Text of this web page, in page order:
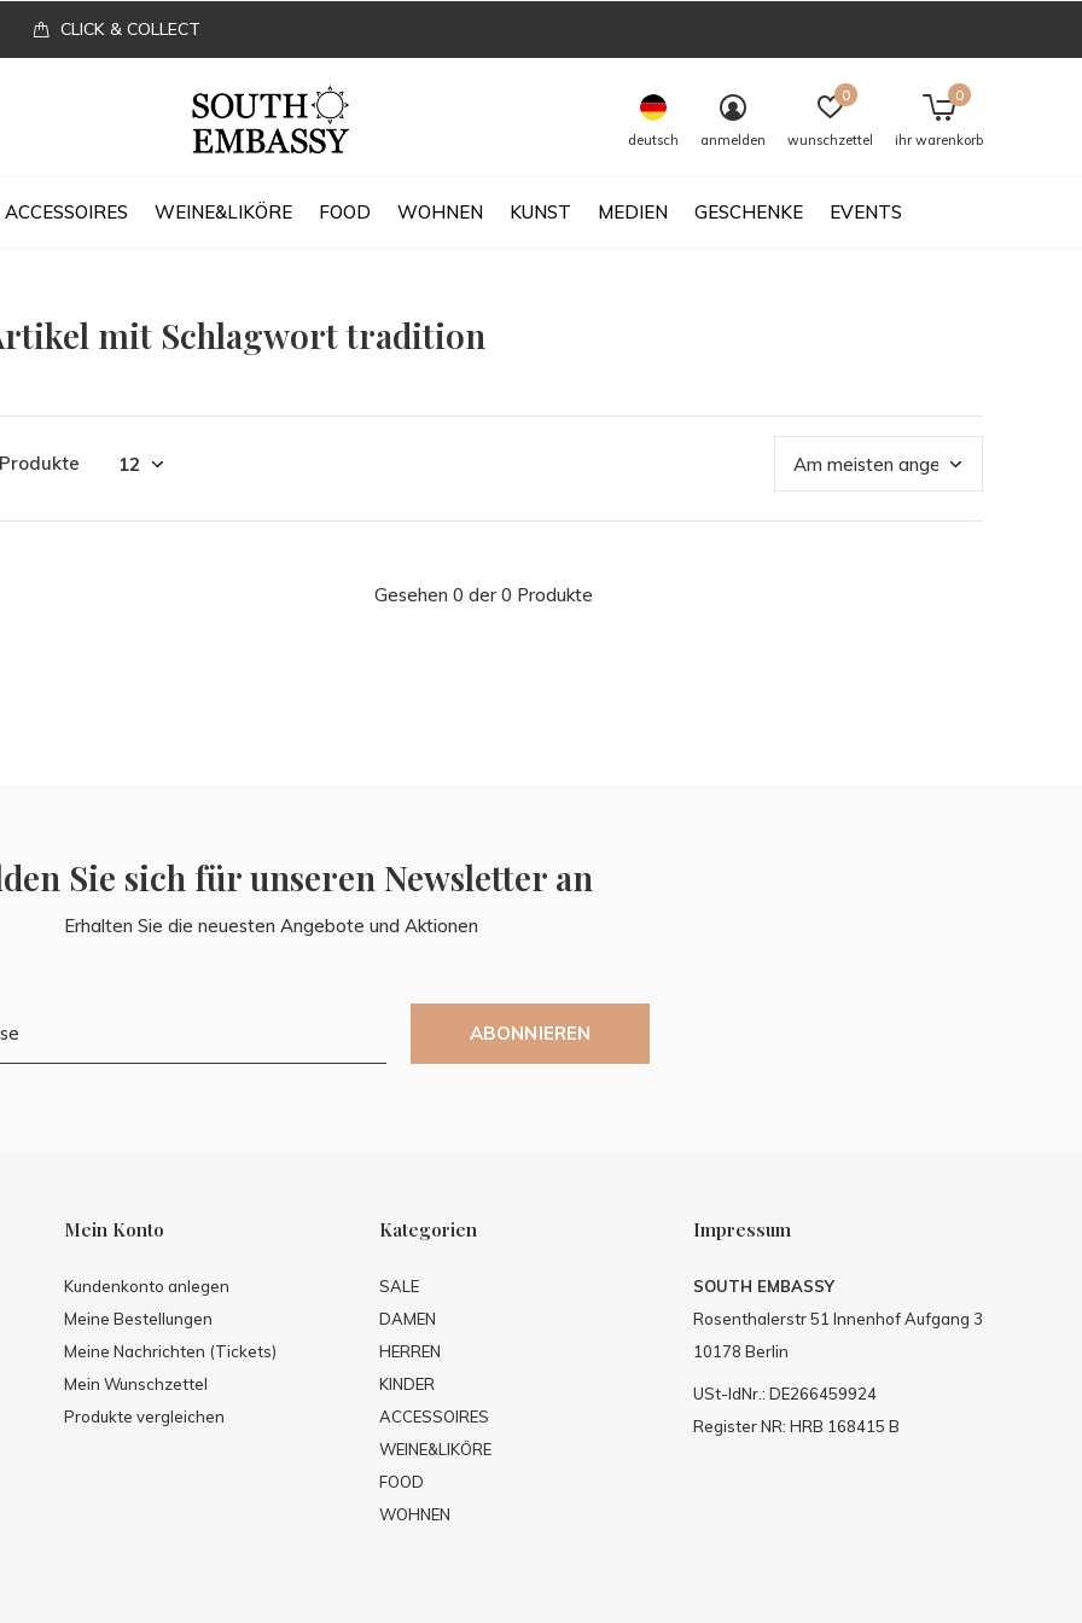
ACCESSOIRES WEINE&LIKÖRE FOOD WOHNEN KUNST MEDIEN GESCHENKE EVENTS
deutsch anmelden wunschzettel
0
ihr warenkorb
0
CLICK & COLLECT
mit Schlagwort tradition
Gesehen 0 der 0 Produkte
Sie sich für unseren Newsletter an
Erhalten Sie die neuesten Angebote und Aktionen
ABONNIEREN
Mein Konto
Kundenkonto anlegen
Meine Bestellungen
Meine Nachrichten (Tickets)
Mein Wunschzettel
Produkte vergleichen
Kategorien
SALE
DAMEN
HERREN
KINDER
ACCESSOIRES
WEINE&LIKÖRE
FOOD
WOHNEN
Impressum
SOUTH EMBASSY
Rosenthalerstr 51 Innenhof Aufgang 3
10178 Berlin
USt-IdNr.: DE266459924
Register NR: HRB 168415 B